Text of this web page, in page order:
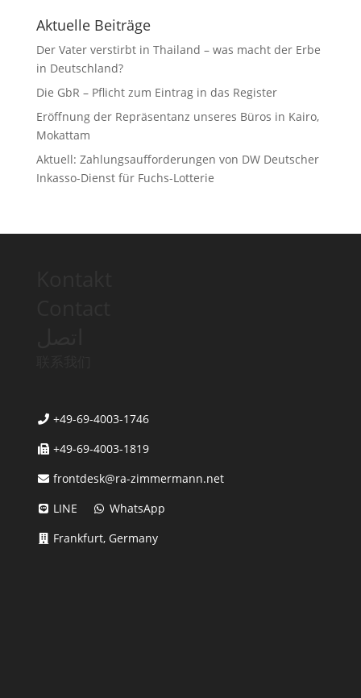
Aktuelle Beiträge
Der Vater verstirbt in Thailand – was macht der Erbe
in Deutschland?
Die GbR – Pflicht zum Eintrag in das Register
Eröffnung der Repräsentanz unseres Büros in Kairo,
Mokattam
Aktuell: Zahlungsaufforderungen von DW Deutscher
Inkasso-Dienst für Fuchs-Lotterie
+49-69-4003-1746
+49-69-4003-1819
frontdesk@ra-zimmermann.net
LINE
WhatsApp
Frankfurt, Germany